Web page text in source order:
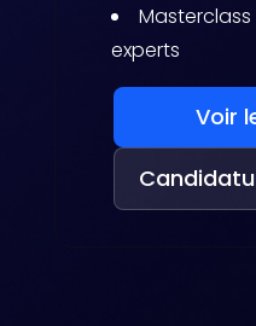
experts
Voir